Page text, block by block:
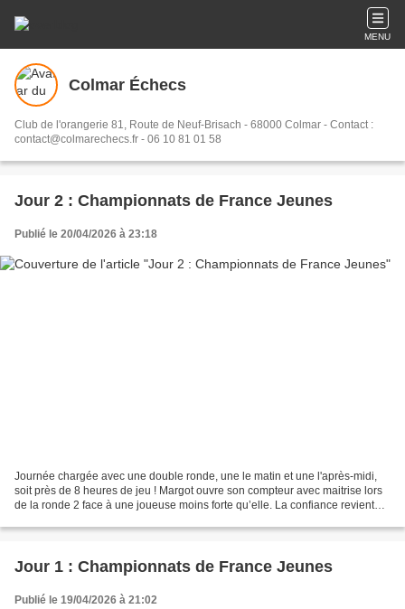
MENU
Colmar Échecs
Club de l'orangerie 81, Route de Neuf-Brisach - 68000 Colmar - Contact :
contact@colmarechecs.fr - 06 10 81 01 58
Jour 2 : Championnats de France Jeunes
Publié le 20/04/2026 à 23:18
Journée chargée avec une double ronde, une le matin et une l'après-midi,
soit près de 8 heures de jeu ! Margot ouvre son compteur avec maitrise lors
de la ronde 2 face à une joueuse moins forte qu’elle. La confiance revient
Jour 1 : Championnats de France Jeunes
Publié le 19/04/2026 à 21:02